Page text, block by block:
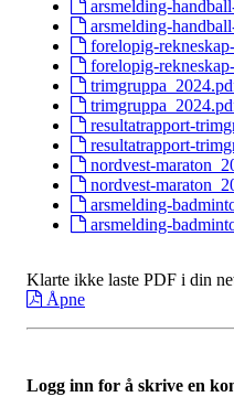
arsmelding-
arsmelding-
forelopig-
forelopig-
resultatrapport-
resultatrapport-
nordvest-
nordvest-
arsmelding-
arsmelding-
Klarte ikke laste PDF i din
Åpne
Logg inn for å skrive en